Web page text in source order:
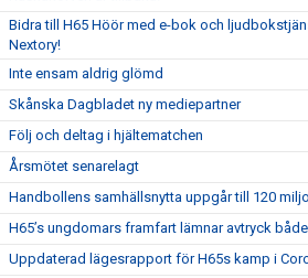
Bidra till H65 Höör med e-bok och
Nextory!
Inte ensam aldrig glömd
Skånska Dagbladet ny mediepartner
Följ och deltag i hjältematchen
Årsmötet senarelagt
Handbollens samhällsnytta uppgår till 120
H65’s ungdomars framfart lämnar avtryck
Uppdaterad lägesrapport för H65s kamp i